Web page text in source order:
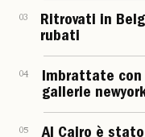
03
Ritrovati in
rubati
04
Imbrattate
gallerie
05
Al Cairo è